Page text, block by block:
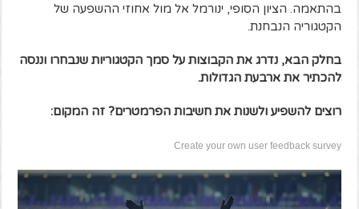
בהתאמה. הציון הסופי, ינורמל אל מול אחוזי ההשפעה של
הקטגוריה הנבחנת.
בחלק הבא, נדרג את הקבוצות על סמך הקטגוריות שנבחרו וננסה
להכתיר את ארבעת הגדולות.
רוצים להשפיע ולשנות את חשיבות הפרמטרים? זה המקום:
Create your own user feedback survey